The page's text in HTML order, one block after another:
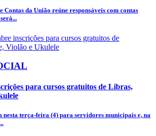
Contas da União reúne responsáveis com contas
para cursos gratuitos de Libras,
nesta terça-feira (4) para servidores municipais e, na